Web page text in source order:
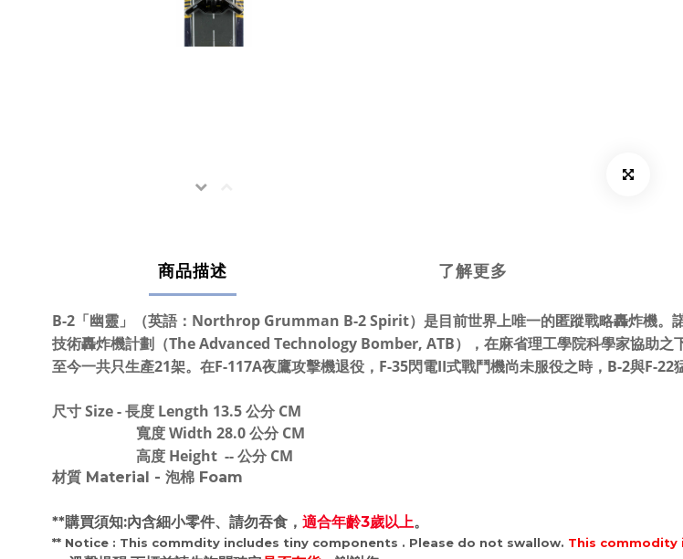
商品描述 了解更多
B-2「幽靈」（英語：Northrop Grumman B-2 Spirit）是目前世界上唯一的匿蹤戰略轟炸機。
技術轟炸機計劃（The Advanced Technology Bomber, ATB），在麻省理工學院科學家協助之
至今一共只生產21架。在F-117A夜鷹攻擊機退役，F-35閃電II式戰鬥機尚未服役之時，B-2與F-
尺寸 Size - 長度 Length 13.5 公分 CM
寬度 Width 28.0 公分 CM
高度 Height -- 公分 CM
材質 Material - 泡棉 Foam
**購買須知:內含細小零件、請勿吞食， 適合年齡3歲以上。
** Notice : This commdity includes tiny components . Please do not swallow. This commodity